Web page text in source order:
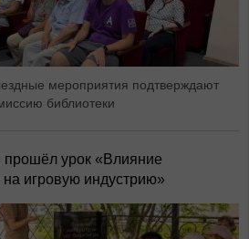
мероприятия подтверждают
библиотеки
урок «Влияние
на игровую индустрию»